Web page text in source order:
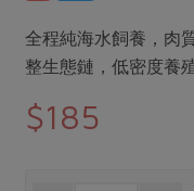
家庭清潔
防災用品
主題食譜
異國料理
年菜食譜
更多議題活動
把最好的台灣味帶回家
生活者e週報
選舉專區
最新消息
全程純海水飼養，肉
整生態鏈，低密度養
$185